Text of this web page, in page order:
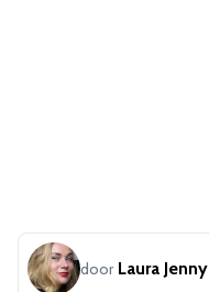
door Laura Jenny